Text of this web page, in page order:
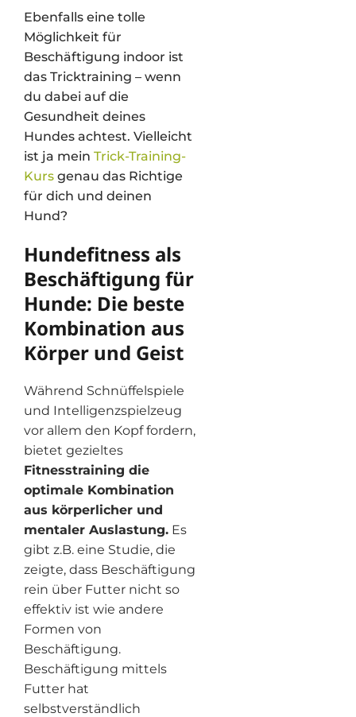
Ebenfalls eine tolle
Möglichkeit für
Beschäftigung indoor ist
das Tricktraining – wenn
du dabei auf die
Gesundheit deines
Hundes achtest. Vielleicht
ist ja mein Trick-Training-
Kurs genau das Richtige
für dich und deinen
Hund?
Hundefitness als
Beschäftigung für
Hunde: Die beste
Kombination aus
Körper und Geist
Während Schnüffelspiele
und Intelligenzspielzeug
vor allem den Kopf fordern,
bietet gezieltes
Fitnesstraining die
optimale Kombination
aus körperlicher und
mentaler Auslastung. Es
gibt z.B. eine Studie, die
zeigte, dass Beschäftigung
rein über Futter nicht so
effektiv ist wie andere
Formen von
Beschäftigung.
Beschäftigung mittels
Futter hat
selbstverständlich